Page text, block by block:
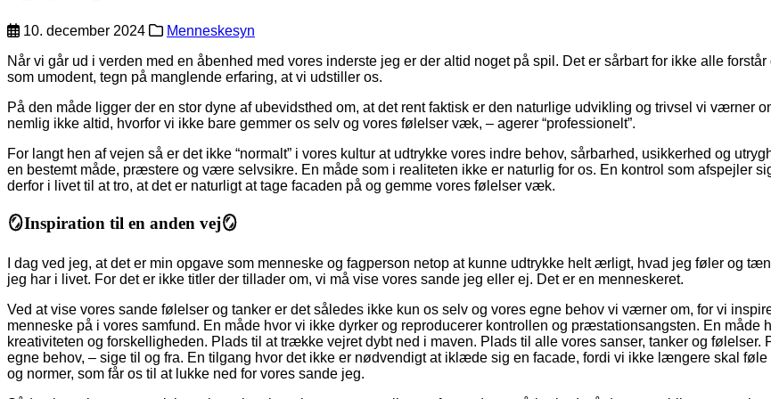
10. december 2024
Menneskesyn
Når vi går ud i verden med en åbenhed med vores inderste jeg er der altid noget på spil. Det er sårbart for ikke alle
som umodent, tegn på manglende erfaring, at vi udstiller os.
På den måde ligger der en stor dyne af ubevidsthed om, at det rent faktisk er den naturlige udvikling og trivsel vi værner
nemlig ikke altid, hvorfor vi ikke bare gemmer os selv og vores følelser væk, – agerer “professionelt”.
For langt hen af vejen så er det ikke “normalt” i vores kultur at udtrykke vores indre behov, sårbarhed, usikkerhed og
en bestemt måde, præstere og være selvsikre. En måde som i realiteten ikke er naturlig for os. En kontrol som afspejler
derfor i livet til at tro, at det er naturligt at tage facaden på og gemme vores følelser væk.
🪞Inspiration til en anden vej🪞
I dag ved jeg, at det er min opgave som menneske og fagperson netop at kunne udtrykke helt ærligt, hvad jeg føler og
jeg har i livet. For det er ikke titler der tillader om, vi må vise vores sande jeg eller ej. Det er en menneskeret.
Ved at vise vores sande følelser og tanker er det således ikke kun os selv og vores egne behov vi værner om, for vi
menneske på i vores samfund. En måde hvor vi ikke dyrker og reproducerer kontrollen og præstationsangsten. En måde
kreativiteten og forskelligheden. Plads til at trække vejret dybt ned i maven. Plads til alle vores sanser, tanker og følelser.
egne behov, – sige til og fra. En tilgang hvor det ikke er nødvendigt at iklæde sig en facade, fordi vi ikke længere skal
og normer, som får os til at lukke ned for vores sande jeg.